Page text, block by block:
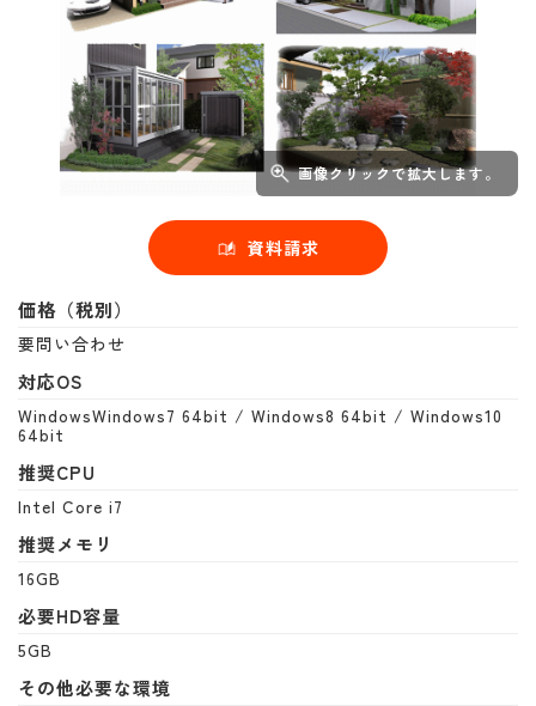
画像クリックで拡大します。
資料請求
価格（税別）
要問い合わせ
対応OS
WindowsWindows7 64bit / Windows8 64bit / Windows10
64bit
推奨CPU
Intel Core i7
推奨メモリ
16GB
必要HD容量
5GB
その他必要な環境